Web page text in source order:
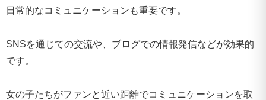
日常的なコミュニケーションも重要です。
SNSを通じての交流や、ブログでの情報発信などが効果的
です。
女の子たちがファンと近い距離でコミュニケーションを取